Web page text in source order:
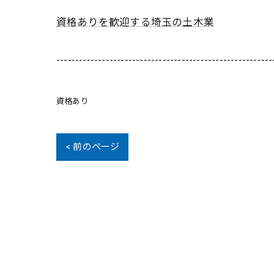
資格ありを歓迎する埼玉の土木業
資格あり
< 前のページ